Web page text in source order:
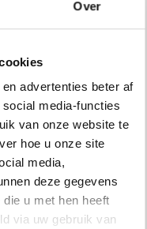
Over
advertenties beter af
media-functies
van onze website te
hoe u onze site
media,
deze gegevens
u met hen heeft
via uw gebruik van
biljartkamer
de tuin een
voor de
van
zelf: gebouwd in
tot een home
de hoge
prettige flow die
detail in de